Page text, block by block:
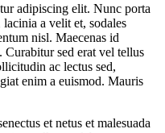
adipiscing elit. Nunc porta
a velit et, sodales
nisl. Maecenas id
Curabitur sed erat vel tellus
ac lectus sed,
enim a euismod. Mauris
et netus et malesuada